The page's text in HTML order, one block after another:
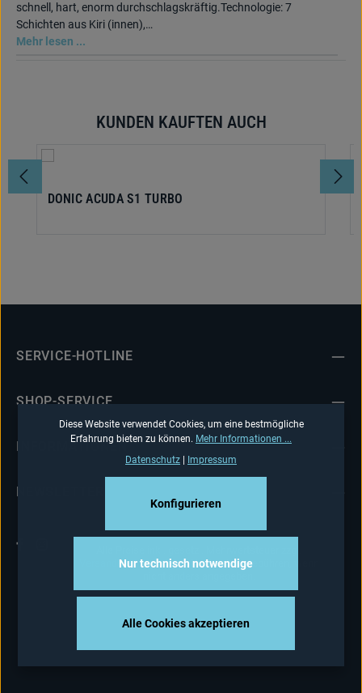
schnell, hart, enorm durchschlagskräftig.Technologie: 7
Schichten aus Kiri (innen),…
Mehr lesen ...
Produktgalerie überspringenKUNDEN KAUFTEN AUCH
DONIC ACUDA S1 TURBO
SERVICE-HOTLINE
SHOP-SERVICE
INFORMATIONEN
Versandkostenund ggf. Nachnahmegebühren, wenn
Diese Website verwendet Cookies, um eine bestmögliche
Erfahrung bieten zu können. Mehr Informationen ...
Datenschutz
Impressum
Nur technisch notwendige
Konfigurieren
Alle Cookies akzeptieren